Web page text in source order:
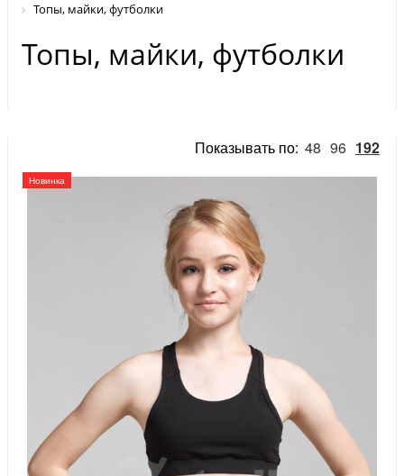
Топы, майки, футболки
Топы, майки, футболки
Показывать по: 48 96 192
Новинка